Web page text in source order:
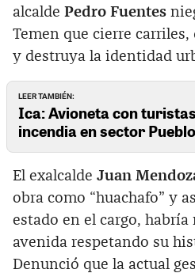
alcalde Pedro Fuentes
Temen que cierre
y destruya la identidad
LEER TAMBIÉN:
Ica: Avioneta con
incendia en sector
El exalcalde Juan
obra como “huachafo” y
estado en el cargo, habría
avenida respetando su
Denunció que la actual